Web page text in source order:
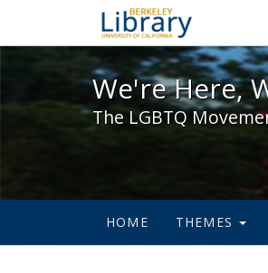
We're Here,
The LGBTQ
HOME THEMES